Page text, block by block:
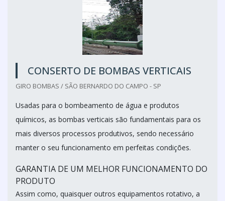
CONSERTO DE BOMBAS VERTICAIS
GIRO BOMBAS / SÃO BERNARDO DO CAMPO - SP
Usadas para o bombeamento de água e produtos
químicos, as bombas verticais são fundamentais para os
mais diversos processos produtivos, sendo necessário
manter o seu funcionamento em perfeitas condições.
GARANTIA DE UM MELHOR FUNCIONAMENTO DO
PRODUTO
Assim como, quaisquer outros equipamentos rotativo, a